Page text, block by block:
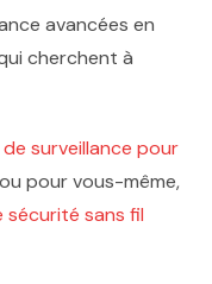
avancées en
cherchent à
surveillance pour
pour vous-même,
sécurité sans fil